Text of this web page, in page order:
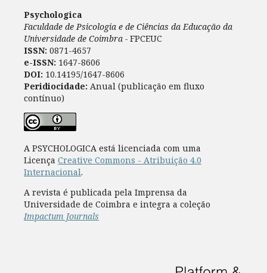
Psychologica
Faculdade de Psicologia e de Ciências da Educação da
Universidade de Coimbra - FPCEUC
ISSN: 0871-4657
e-ISSN: 1647-8606
DOI: 10.14195/1647-8606
Peridiocidade: Anual (publicação em fluxo
contínuo)
A PSYCHOLOGICA está licenciada com uma
Licença Creative Commons - Atribuição 4.0
Internacional.
A revista é publicada pela Imprensa da
Universidade de Coimbra e integra a coleção
Impactum Journals